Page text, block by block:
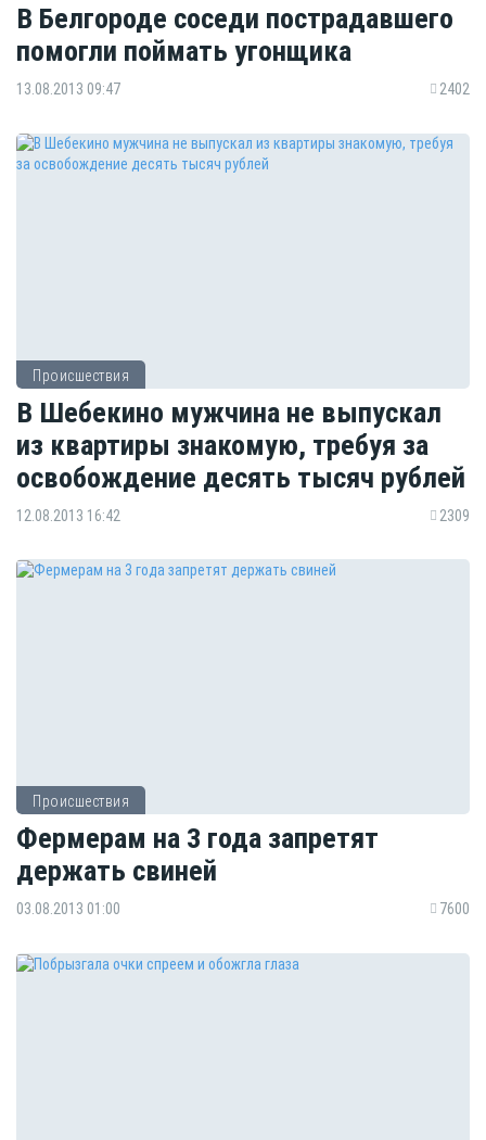
В Белгороде соседи пострадавшего
помогли поймать угонщика
13.08.2013 09:47 2402
Происшествия
В Шебекино мужчина не выпускал
из квартиры знакомую, требуя за
освобождение десять тысяч рублей
12.08.2013 16:42 2309
Происшествия
Фермерам на 3 года запретят
держать свиней
03.08.2013 01:00 7600